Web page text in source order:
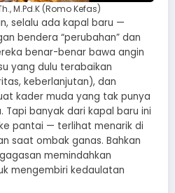
M.Pd.K (Romo Kefas)
selalu ada kapal baru —
bendera “perubahan” dan
benar-benar bawa angin
yang dulu terabaikan
keberlanjutan), dan
kader muda yang tak punya
Tapi banyak dari kapal baru ini
pantai — terlihat menarik di
saat ombak ganas. Bahkan
memindahkan
mengembiri kedaulatan